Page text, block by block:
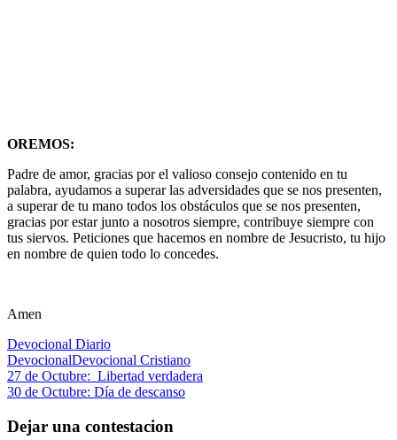
OREMOS:
Padre de amor, gracias por el valioso consejo contenido en tu
palabra, ayudamos a superar las adversidades que se nos presenten,
a superar de tu mano todos los obstáculos que se nos presenten,
gracias por estar junto a nosotros siempre, contribuye siempre con
tus siervos. Peticiones que hacemos en nombre de Jesucristo, tu hijo
en nombre de quien todo lo concedes.
Amen
Devocional Diario
DevocionalDevocional Cristiano
Navegación
de
entradas
Entrada
anterior:
27 de Octubre: Libertad verdadera
Siguiente
30 de Octubre: Día de descanso
Dejar una contestacion